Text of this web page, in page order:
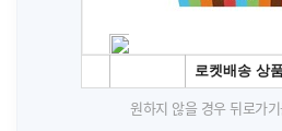
원하지 않을 경우 뒤로가